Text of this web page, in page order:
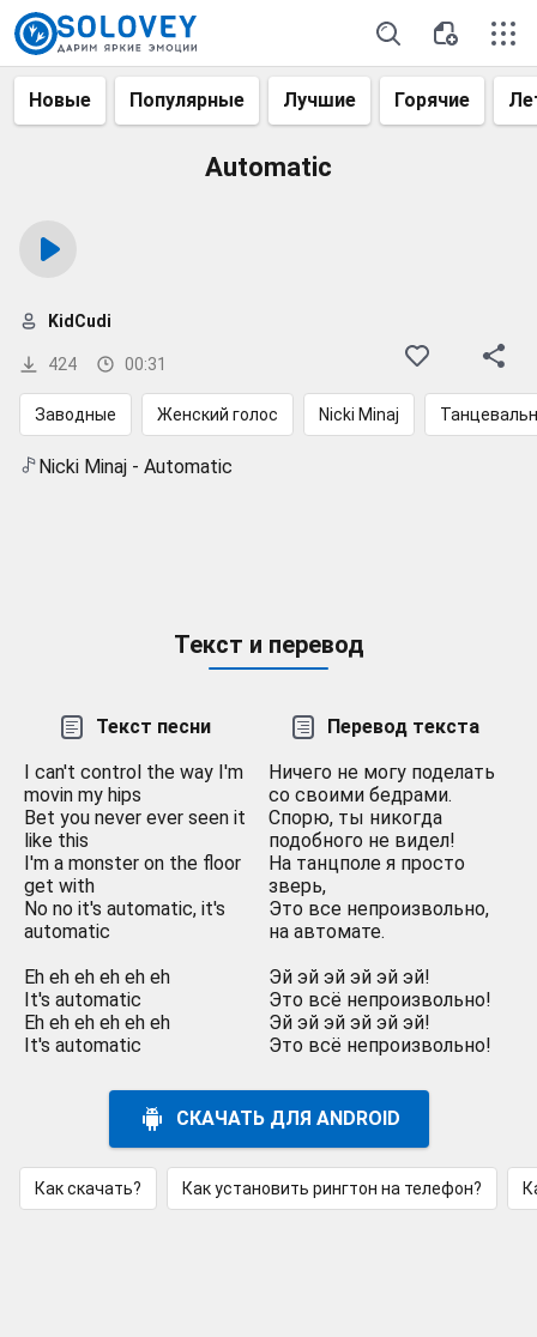
Новые Популярные Лучшие Горячие
Automatic
424 00:31
KidCudi
Заводные Женский голос Nicki Minaj
Nicki Minaj - Automatic
Текст и перевод
Текст песни
Перевод текста
I can't control the way I'm
movin my hips
Bet you never ever seen it
like this
I'm a monster on the floor
get with
No no it's automatic, it's
automatic
Eh eh eh eh eh eh
It's automatic
Eh eh eh eh eh eh
It's automatic
Ничего не могу поделать
со своими бедрами.
Спорю, ты никогда
подобного не видел!
На танцполе я просто
зверь,
Это все непроизвольно,
на автомате.
Эй эй эй эй эй эй!
Это всё непроизвольно!
Эй эй эй эй эй эй!
Это всё непроизвольно!
СКАЧАТЬ ДЛЯ ANDROID
Как скачать? Как установить рингтон на телефон?